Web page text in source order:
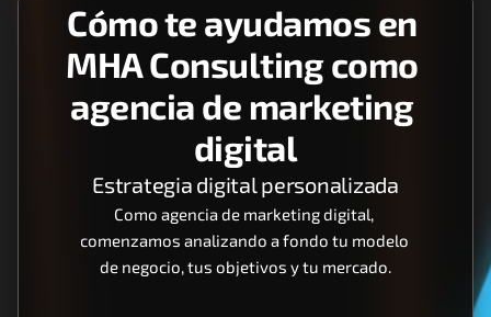
Cómo te ayudamos en
MHA Consulting como
agencia de marketing
digital
Estrategia digital personalizada
Como agencia de marketing digital,
comenzamos analizando a fondo tu modelo
de negocio, tus objetivos y tu mercado.